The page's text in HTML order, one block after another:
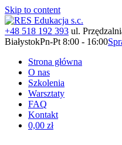
Skip to content
+48 518 192 393 ul.
BiałystokPn-Pt 8:00 - 16:00
Strona główna
O nas
Szkolenia
Warsztaty
FAQ
Kontakt
0,00 zł